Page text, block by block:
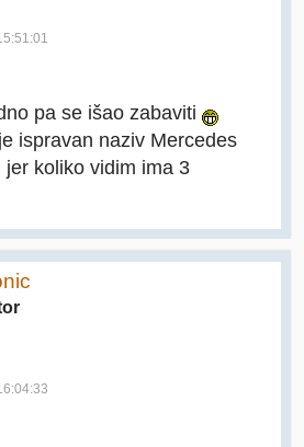
pa se išao zabaviti
ispravan naziv Mercedes
koliko vidim ima 3